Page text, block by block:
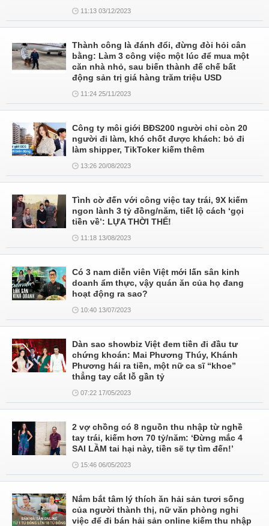
11:13 03/12/2023
Thành công là đánh đổi, đừng đòi hỏi cân
bằng: Làm 3 công việc một lúc để mua một
căn nhà nhỏ, sau biến thành đế chế bất
động sản trị giá hàng trăm triệu USD
11:24 25/11/2023
Công ty môi giới BĐS200 người chỉ còn 20
người đi làm, khó chốt được khách: bỏ đi
làm shipper, TikToker kiếm thêm
13:26 20/08/2023
Tình cờ đến với công việc tay trái, 9X kiếm
ngon lành 3 tỷ đồng/năm, tiết lộ cách ‘gọi
tiền về’: LỰA THỜI THẾ!
11:18 13/08/2023
Có 3 nam diễn viên Việt mới lấn sân kinh
doanh ẩm thực, vậy quán ăn của họ đang
hoạt động ra sao?
10:40 13/07/2023
Dàn sao showbiz Việt đem tiền đi đầu tư
chứng khoán: Mai Phương Thúy, Khánh
Phương hái ra tiền, một nữ ca sĩ “khoe”
thẳng tay cắt lỗ gần tỷ
07:22 17/05/2023
2 vợ chồng có 8 nguồn thu nhập từ nghề
tay trái, kiếm hơn 70 tỷ/năm: ‘Đừng mắc 4
SAI LẦM tai hại này, tiền sẽ tự tìm đến!’
15:46 06/05/2023
Nắm bắt tâm lý thích ăn hải sản tươi sống
của người thành thị, nữ văn phòng nghỉ
việc để đi bán hải sản online kiếm thu nhập